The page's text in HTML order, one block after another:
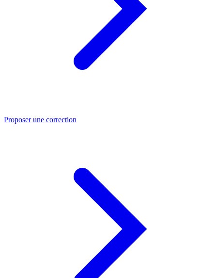
Proposer une correction